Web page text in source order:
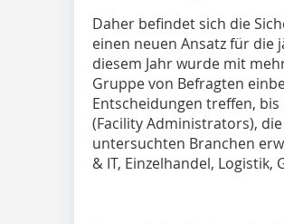
Daher befindet sich die
einen neuen Ansatz für die
diesem Jahr wurde mit
Gruppe von Befragten
Entscheidungen treffen,
(Facility Administrators),
untersuchten Branchen
& IT, Einzelhandel,